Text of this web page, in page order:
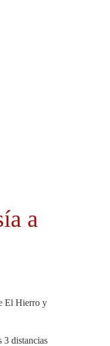
a
El Hierro y
3 distancias